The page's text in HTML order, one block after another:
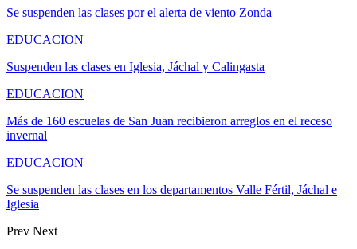
Se suspenden las clases por el alerta de viento Zonda
EDUCACION
Suspenden las clases en Iglesia, Jáchal y Calingasta
EDUCACION
Más de 160 escuelas de San Juan recibieron arreglos en el receso
invernal
EDUCACION
Se suspenden las clases en los departamentos Valle Fértil, Jáchal e
Iglesia
Prev Next